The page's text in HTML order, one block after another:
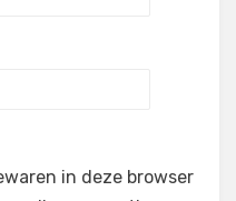
in deze browser